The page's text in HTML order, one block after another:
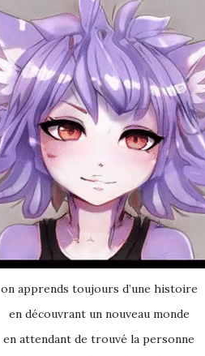
on apprends toujours d’une histoire
en découvrant un nouveau monde
en attendant de trouvé la personne